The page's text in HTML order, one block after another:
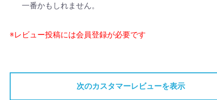
一番かもしれません。
※レビュー投稿には会員登録が必要です
次のカスタマーレビューを表示